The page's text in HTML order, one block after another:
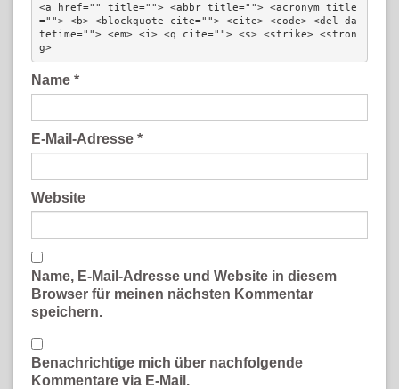
<a href="" title=""> <abbr title=""> <acronym title
=""> <b> <blockquote cite=""> <cite> <code> <del da
tetime=""> <em> <i> <q cite=""> <s> <strike> <stron
g>
Name *
E-Mail-Adresse *
Website
Name, E-Mail-Adresse und Website in diesem
Browser für meinen nächsten Kommentar
speichern.
Benachrichtige mich über nachfolgende
Kommentare via E-Mail.